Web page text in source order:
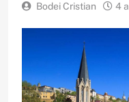
Bodei Cristian 4